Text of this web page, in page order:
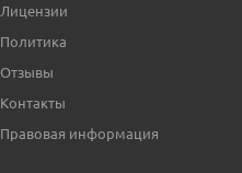
Лицензии
Политика
Отзывы
Контакты
Правовая информация